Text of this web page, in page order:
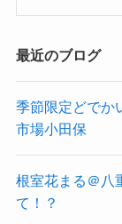
最近のブログ
季節限定どでか
市場小田保
根室花まる＠
て！？